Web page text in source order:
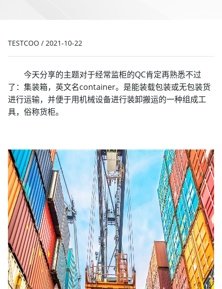
TESTCOO / 2021-10-22
今天分享的主题对于经常监柜的QC肯定再熟悉不过
了：集装箱，英文名container。是能装载包装或无包装货
进行运输，并便于用机械设备进行装卸搬运的一种组成工
具，俗称货柜。